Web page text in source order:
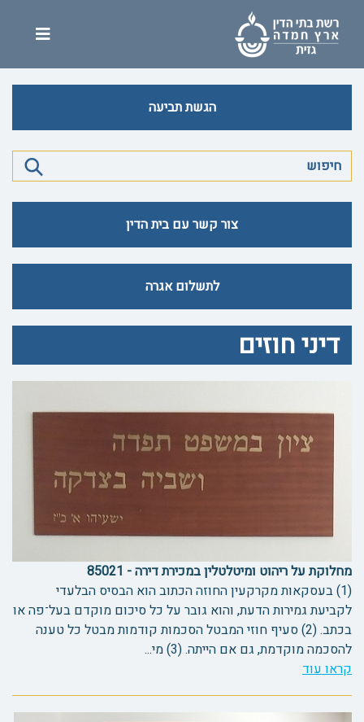
הגשת תביעה
צור קשר עם בית הדין
לתשלום אגרה
דיני חוזים
מחלוקת על ריהוט ומיטלטלין במכירת דירה - 85021
(1) בעסקאות מקרקעין החוזה הכתוב הוא הבסיס הבלעדי
לקביעת גמירות הדעת, והוא גובר על כל סיכום מוקדם בעל־פה או
בכתב. (2) סעיף חוזי המבטל הסכמות קודמות מבטל כל טענה
להסכמה מוקדמת, גם אם הייתה. (3) מי...
קראו עוד